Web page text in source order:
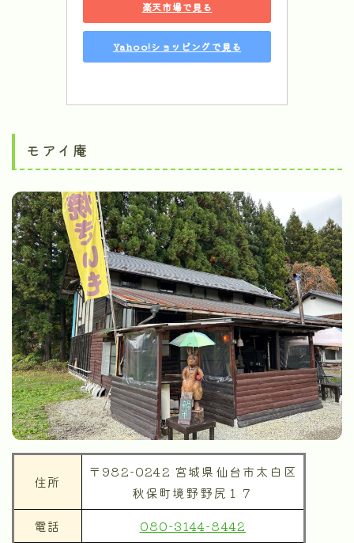
楽天市場で見る
Yahoo!ショッピングで見る
モアイ庵
住所
〒982-0242 宮城県仙台市太白区
秋保町境野野尻１７
電話
080-3144-8442